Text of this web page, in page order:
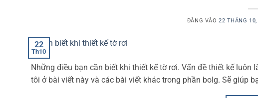
ĐĂNG VÀO 22 THÁNG
22
Th10
Những điều bạn cần biết khi thiết kế tờ rơi. Vấn đề thiết kế
tôi ở bài viết này và các bài viết khác trong phần bolg. Sẽ giúp